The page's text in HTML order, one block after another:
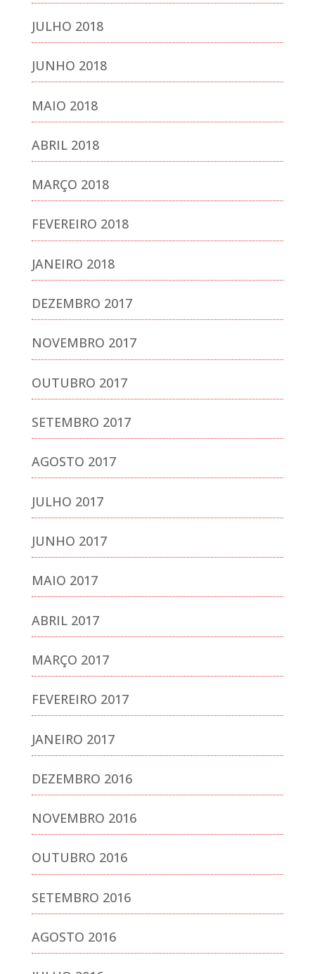
JULHO 2018
JUNHO 2018
MAIO 2018
ABRIL 2018
MARÇO 2018
FEVEREIRO 2018
JANEIRO 2018
DEZEMBRO 2017
NOVEMBRO 2017
OUTUBRO 2017
SETEMBRO 2017
AGOSTO 2017
JULHO 2017
JUNHO 2017
MAIO 2017
ABRIL 2017
MARÇO 2017
FEVEREIRO 2017
JANEIRO 2017
DEZEMBRO 2016
NOVEMBRO 2016
OUTUBRO 2016
SETEMBRO 2016
AGOSTO 2016